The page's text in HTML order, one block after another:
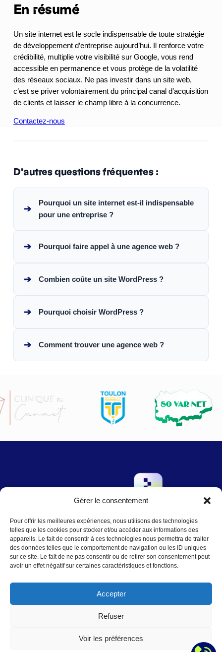
Gérer le consentement
Pour offrir les meilleures expériences, nous utilisons des technologies
telles que les cookies pour stocker et/ou accéder aux informations des
appareils. Le fait de consentir à ces technologies nous permettra de traiter
des données telles que le comportement de navigation ou les ID uniques
sur ce site. Le fait de ne pas consentir ou de retirer son consentement peut
avoir un effet négatif sur certaines caractéristiques et fonctions.
Accepter
Refuser
Voir les préférences
En résumé
Un site internet est le socle indispensable de toute stratégie
de développement d’entreprise aujourd’hui. Il renforce votre
crédibilité, multiplie votre visibilité sur Google, vous rend
accessible en permanence et vous protège de la volatilité
des réseaux sociaux. Ne pas investir dans un site web,
c’est se priver volontairement du principal canal d’acquisition
de clients et laisser le champ libre à la concurrence.
Contactez-nous
D’autres questions fréquentes :
➔
Pourquoi un site internet est-il indispensable
pour une entreprise ?
➔ Pourquoi faire appel à une agence web ?
➔ Combien coûte un site WordPress ?
➔ Pourquoi choisir WordPress ?
➔ Comment trouver une agence web ?
Nous écrire→ Contact:
contact@agence-telo.fr
04 22 91 15 66